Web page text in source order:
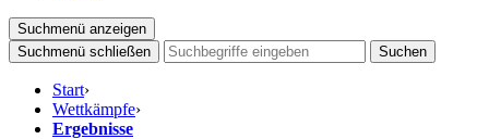
Suchmenü anzeigen
Suchmenü schließen
Suchen
Start›
Wettkämpfe›
Ergebnisse